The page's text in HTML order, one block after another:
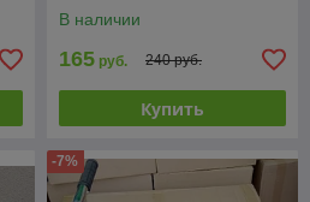
В наличии
165 руб. 240 руб.
Купить
-7%